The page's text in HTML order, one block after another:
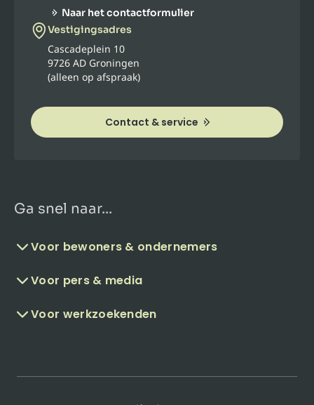
Naar het contactformulier
Vestigingsadres
Cascadeplein 10
9726 AD Groningen
(alleen op afspraak)
Contact & service
Ga snel naar...
Voor bewoners & ondernemers
Voor pers & media
Voor werkzoekenden